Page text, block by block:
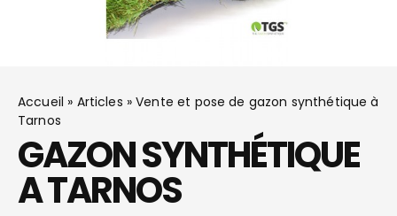
Accueil » Articles »Vente et pose de gazon synthétique à
Tarnos
GAZON SYNTHÉTIQUE
A TARNOS